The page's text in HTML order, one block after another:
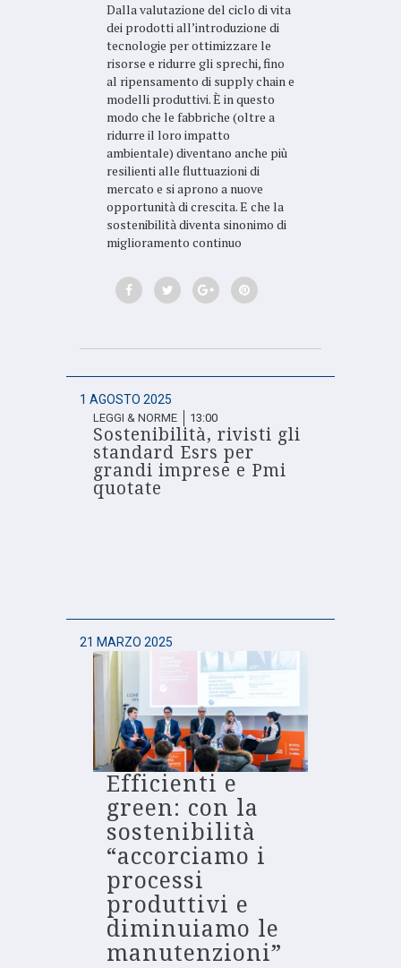
Dalla valutazione del ciclo di vita
dei prodotti all’introduzione di
tecnologie per ottimizzare le
risorse e ridurre gli sprechi, fino
al ripensamento di supply chain e
modelli produttivi. È in questo
modo che le fabbriche (oltre a
ridurre il loro impatto
ambientale) diventano anche più
resilienti alle fluttuazioni di
mercato e si aprono a nuove
opportunità di crescita. E che la
sostenibilità diventa sinonimo di
miglioramento continuo
1 AGOSTO 2025
LEGGI & NORME 13:00
Sostenibilità, rivisti gli
standard Esrs per
grandi imprese e Pmi
quotate
21 MARZO 2025
Efficienti e
green: con la
sostenibilità
“accorciamo i
processi
produttivi e
diminuiamo le
manutenzioni”